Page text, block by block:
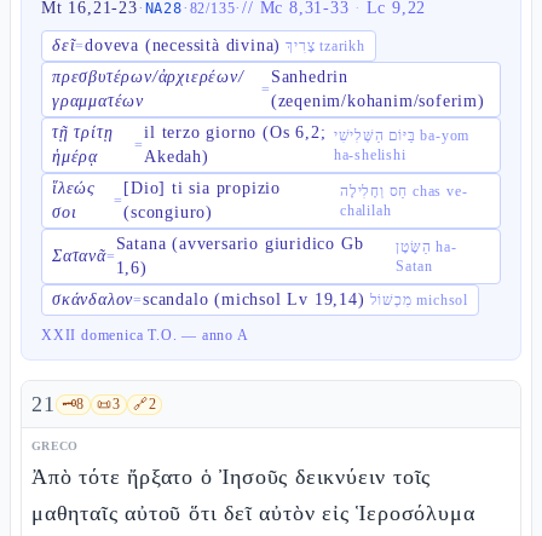
Mt 16,21-23· NA28· 82/135·// Mc 8,31-33 · Lc 9,22
δεῖ=doveva (necessità divina) צָרִיךְ tzarikh
πρεσβυτέρων/ἀρχιερέων/
γραμματέων
=
Sanhedrin
(zeqenim/kohanim/soferim)
τῇ τρίτῃ
ἡμέρᾳ
=
il terzo giorno (Os 6,2;
Akedah)
בַּיּוֹם הַשְּׁלִישִׁי ba-yom
ha-shelishi
ἵλεώς
σοι
=
[Dio] ti sia propizio
(scongiuro)
חַס וְחָלִילָה chas ve-
chalilah
Σατανᾶ=
Satana (avversario giuridico Gb
1,6)
הַשָּׂטָן ha-
Satan
σκάνδαλον=scandalo (michsol Lv 19,14) מִכְשׁוֹל michsol
XXII domenica T.O. — anno A
21 🗝️8 📜3 🔗2
GRECO
Ἀπὸ τότε ἤρξατο ὁ Ἰησοῦς δεικνύειν τοῖς
μαθηταῖς αὐτοῦ ὅτι δεῖ αὐτὸν εἰς Ἱεροσόλυμα